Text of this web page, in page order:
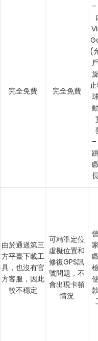
完全免費 完全免費
(
由於通過第三
方平臺下載工
具，也沒有官
方客服，因此
較不穩定
可精準定位
虛擬位置和
修復GPS訊
號問題，不
會出現卡頓
情況